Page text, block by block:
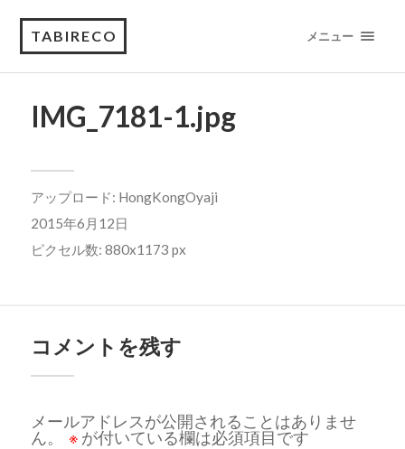
TABIRECO メニュー
IMG_7181-1.jpg
アップロード: HongKongOyaji
2015年6月12日
ピクセル数: 880x1173 px
コメントを残す
メールアドレスが公開されることはありませ
ん。
※ が付いている欄は必須項目です